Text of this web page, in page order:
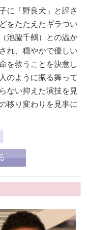
に「野良犬」と評さ
をたたえたギラつい
池脇千鶴）との温か
れ、穏やかで優しい
を救うことを決意し
のように振る舞って
ない抑えた演技を見
移り変わりを見事に